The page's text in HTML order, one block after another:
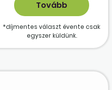
*díjmentes választ évente csak
egyszer küldünk.